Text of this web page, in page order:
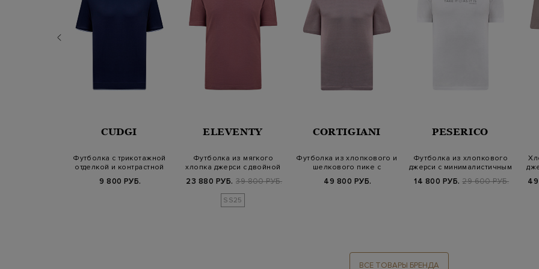
CUDGI
Футболка с трикотажной
отделкой и контрастной
9 800 РУБ.
ELEVENTY
Футболка из мягкого
хлопка джерси с двойной
23 880 РУБ. 39 800 РУБ.
SS25
CORTIGIANI
Футболка из хлопкового и
шелкового пике с
49 800 РУБ.
PESERICO
Футболка из хлопкового
джерси с минималистичным
14 800 РУБ. 29 600 РУБ.
ВСЕ ТОВАРЫ БРЕНДА